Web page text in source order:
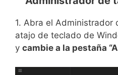
1. Abra el Administrador
atajo de teclado de
y cambie a la pestaña